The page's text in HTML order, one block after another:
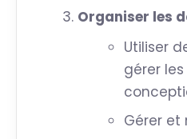
Organiser les
Utiliser
gérer
Gérer et